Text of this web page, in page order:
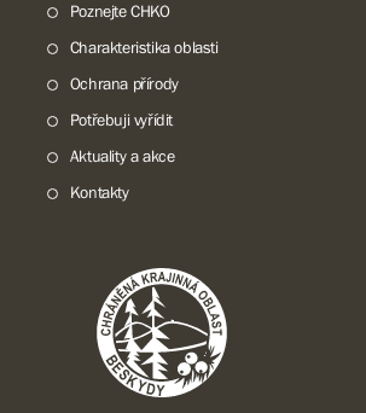
Poznejte CHKO
Charakteristika oblasti
Ochrana přírody
Potřebuji vyřídit
Aktuality a akce
Kontakty